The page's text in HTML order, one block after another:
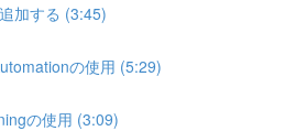
加する (3:45)
の使用 (5:29)
の使用 (3:09)